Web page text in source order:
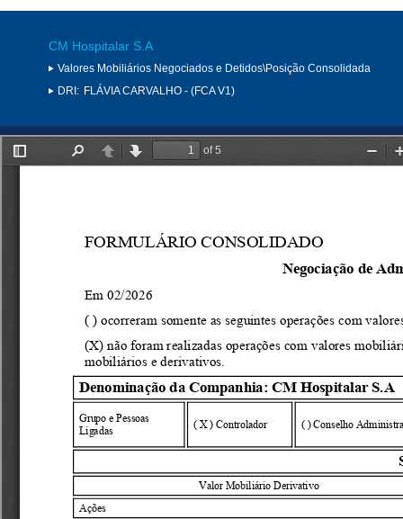
CM Hospitalar S.A
Valores Mobiliários Negociados e Detidos\Posição Consolidada
DRI: FLÁVIA CARVALHO - (FCA V1)